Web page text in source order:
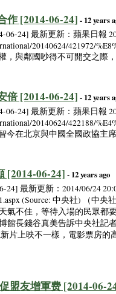
[2014-06-24] - 12 years
24] 最新更新：蘋果日報
20140624/421972/
，與鄰國吵得不可開交之
倍 [2014-06-24] - 12 years
24] 最新更新：蘋果日報
20140624/422188/
今在北京與中國全國政協主
[2014-06-24] - 12 years ago
最新更新：2014/06/24
(Source: 中央社) （
氣不佳，等待入場的民眾都
長錢谷真美告訴中央社記
片上映不一樣，電影票房
盟友增軍费 [2014-06-